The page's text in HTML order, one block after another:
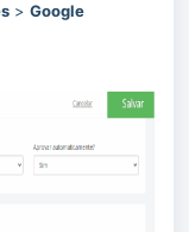
> Google